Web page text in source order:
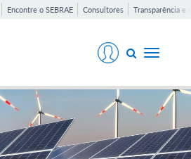
Encontre o SEBRAE Consultores Transparência e
Toggle